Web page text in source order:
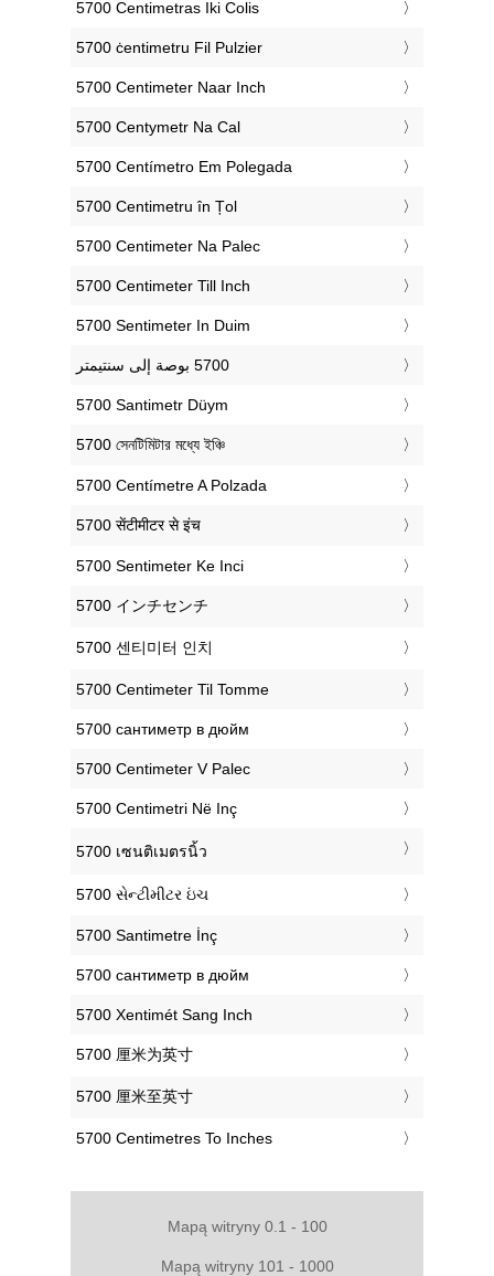
‎5700 Centimetras Iki Colis
‎5700 ċentimetru Fil Pulzier
‎5700 Centimeter Naar Inch
‎5700 Centymetr Na Cal
‎5700 Centímetro Em Polegada
‎5700 Centimetru în Țol
‎5700 Centimeter Na Palec
‎5700 Centimeter Till Inch
‎5700 Sentimeter In Duim
‎5700 Santimetr Düym
‎5700 সেনটিমিটার মধ্যে ইঞ্চি
‎5700 Centímetre A Polzada
‎5700 सेंटीमीटर से इंच
‎5700 Sentimeter Ke Inci
‎5700 インチセンチ
‎5700 센티미터 인치
‎5700 Centimeter Til Tomme
‎5700 сантиметр в дюйм
‎5700 Centimeter V Palec
‎5700 Centimetri Në Inç
‎5700 เซนติเมตรนิ้ว
‎5700 સેન્ટીમીટર ઇંચ
‎5700 Santimetre İnç
‎5700 сантиметр в дюйм
‎5700 Xentimét Sang Inch
‎5700 厘米为英寸
‎5700 厘米至英寸
‎5700 Centimetres To Inches
Mapą witryny 0.1 - 100
Mapą witryny 101 - 1000